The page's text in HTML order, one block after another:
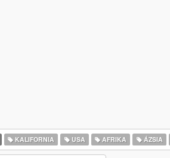
KALIFORNIA USA AFRIKA ÁZSIA